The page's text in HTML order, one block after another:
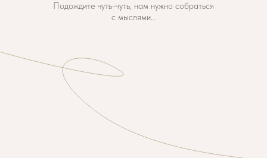
Подождите чуть-чуть, нам нужно собраться
с мыслями...
Нажмите на play и листайте ниже.
Погрузитесь в настроение нашего торжества.